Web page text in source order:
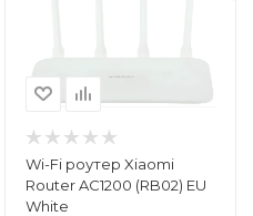
Wi-Fi роутер Xiaomi
Router AC1200 (RB02) EU
White